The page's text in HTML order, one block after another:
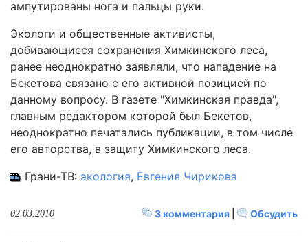
ампутированы нога и пальцы руки.
Экологи и общественные активисты,
добивающиеся сохранения Химкинского леса,
ранее неоднократно заявляли, что нападение на
Бекетова связано с его активной позицией по
данному вопросу. В газете "Химкинская правда",
главным редактором которой был Бекетов,
неоднократно печатались публикации, в том числе
его авторства, в защиту Химкинского леса.
Грани-ТВ: экология, Евгения Чирикова
3 комментария Обсудить
02.03.2010